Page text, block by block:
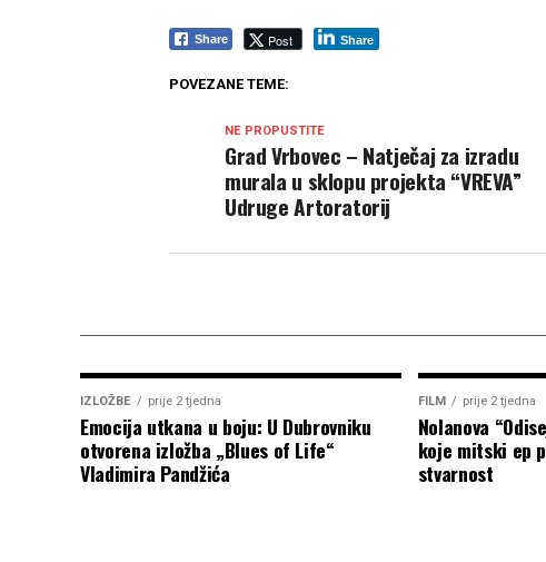
Share Post Share
POVEZANE TEME:
NE PROPUSTITE
Grad Vrbovec – Natječaj za izradu
murala u sklopu projekta “VREVA”
Udruge Artoratorij
IZLOŽBE prije 2 tjedna
Emocija utkana u boju: U Dubrovniku
otvorena izložba „Blues of Life“
Vladimira Pandžića
FILM prije 2 tjedna
Nolanova
koje mitski ep
stvarnost